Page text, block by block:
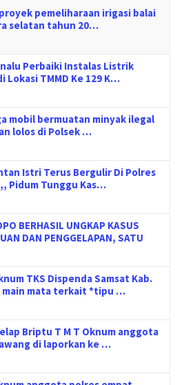
pemeliharaan irigasi balai
selatan tahun 20…
Perbaiki Instalas Listrik
Lokasi TMMD Ke 129 K…
mobil bermuatan minyak ilegal
lolos di Polsek …
Istri Terus Bergulir Di Polres
Pidum Tunggu Kas…
BERHASIL UNGKAP KASUS
DAN PENGGELAPAN, SATU
TKS Dispenda Samsat Kab.
main mata terkait *tipu …
Briptu T M T Oknum anggota
di laporkan ke …